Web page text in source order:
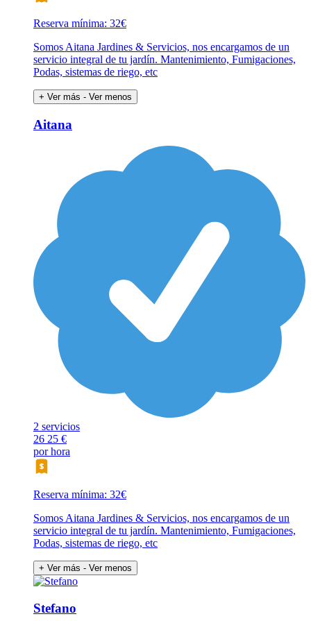
Reserva mínima: 32€
Somos Aitana Jardines & Servicios, nos encargamos de un
servicio integral de tu jardín. Mantenimiento, Fumigaciones,
Podas, sistemas de riego, etc
+ Ver más - Ver menos
Aitana
2 servicios
26 25 €
por hora
Reserva mínima: 32€
Somos Aitana Jardines & Servicios, nos encargamos de un
servicio integral de tu jardín. Mantenimiento, Fumigaciones,
Podas, sistemas de riego, etc
+ Ver más - Ver menos
Stefano